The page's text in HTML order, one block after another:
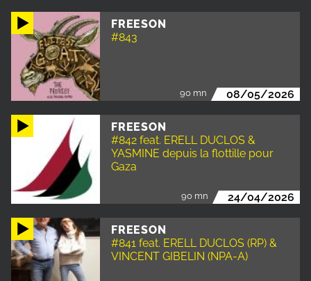
FREESON
#843
90 mn 08/05/2026
FREESON
#842 feat. ERELL DUCLOS &
YASMINE depuis la flottille pour
Gaza
90 mn 24/04/2026
FREESON
#841 feat. ERELL DUCLOS (RP) &
VINCENT GIBELIN (NPA-A)